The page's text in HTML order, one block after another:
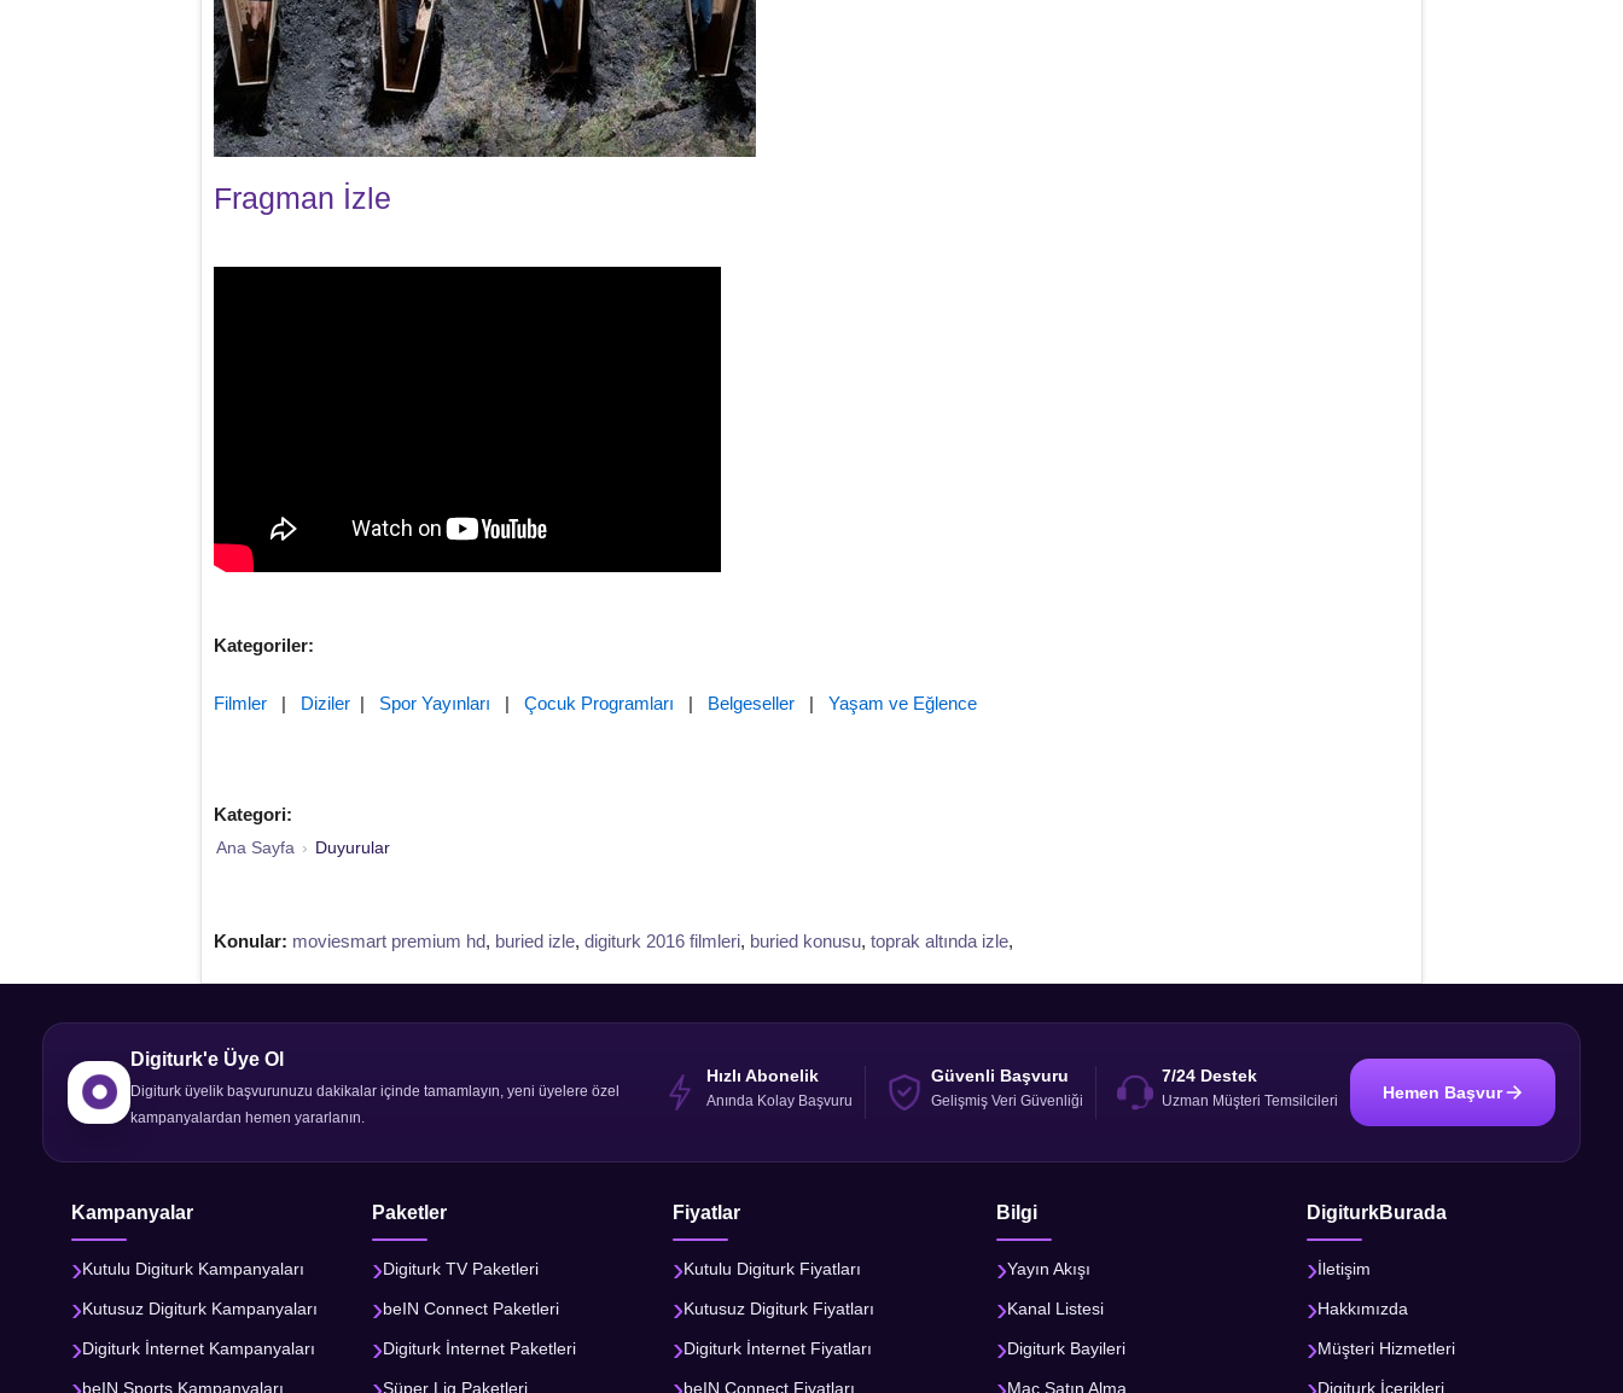
Fragman İzle
Kategoriler:
Filmler | Diziler | Spor Yayınları | Çocuk Programları | Belgeseller | Yaşam ve Eğlence
Kategori:
Ana Sayfa › Duyurular
Konular: moviesmart premium hd, buried izle, digiturk 2016 filmleri, buried konusu, toprak altında izle,
Digiturk'e Üye Ol
Digiturk üyelik başvurunuzu dakikalar içinde tamamlayın, yeni üyelere özel
kampanyalardan hemen yararlanın.
Hızlı Abonelik
Anında Kolay Başvuru
Güvenli Başvuru
Gelişmiş Veri Güvenliği
7/24 Destek
Uzman Müşteri Temsilcileri Hemen Başvur
Kampanyalar
Kutulu Digiturk Kampanyaları
Kutusuz Digiturk Kampanyaları
Digiturk İnternet Kampanyaları
beIN Sports Kampanyaları
Paketler
Digiturk TV Paketleri
beIN Connect Paketleri
Digiturk İnternet Paketleri
Süper Lig Paketleri
Fiyatlar
Kutulu Digiturk Fiyatları
Kutusuz Digiturk Fiyatları
Digiturk İnternet Fiyatları
beIN Connect Fiyatları
Bilgi
Yayın Akışı
Kanal Listesi
Digiturk Bayileri
Maç Satın Alma
DigiturkBurada
İletişim
Hakkımızda
Müşteri Hizmetleri
Digiturk İçerikleri